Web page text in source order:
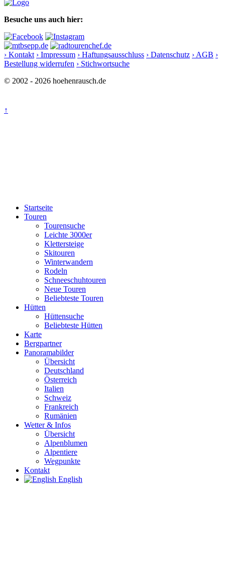
Besuche uns auch hier:
› Kontakt › Impressum › Haftungsausschluss › Datenschutz › AGB ›
Bestellung widerrufen › Stichwortsuche
© 2002 - 2026 hoehenrausch.de
↑
Startseite
Touren
Tourensuche
Leichte 3000er
Klettersteige
Skitouren
Winterwandern
Rodeln
Schneeschuhtouren
Neue Touren
Beliebteste Touren
Hütten
Hüttensuche
Beliebteste Hütten
Karte
Bergpartner
Panoramabilder
Übersicht
Deutschland
Österreich
Italien
Schweiz
Frankreich
Rumänien
Wetter & Infos
Übersicht
Alpenblumen
Alpentiere
Wegpunkte
Kontakt
English